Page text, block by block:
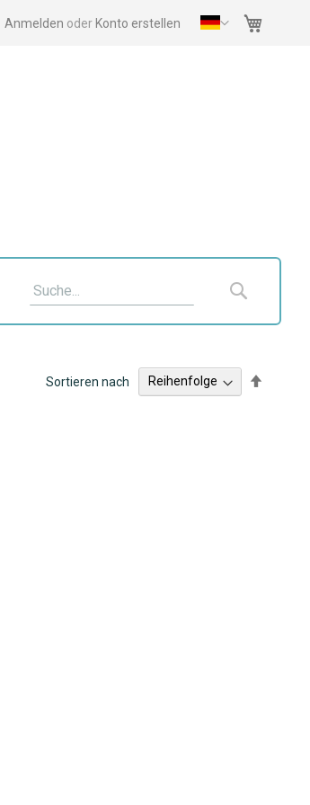
Anmelden Konto erstellen
Suche
Sortieren nach